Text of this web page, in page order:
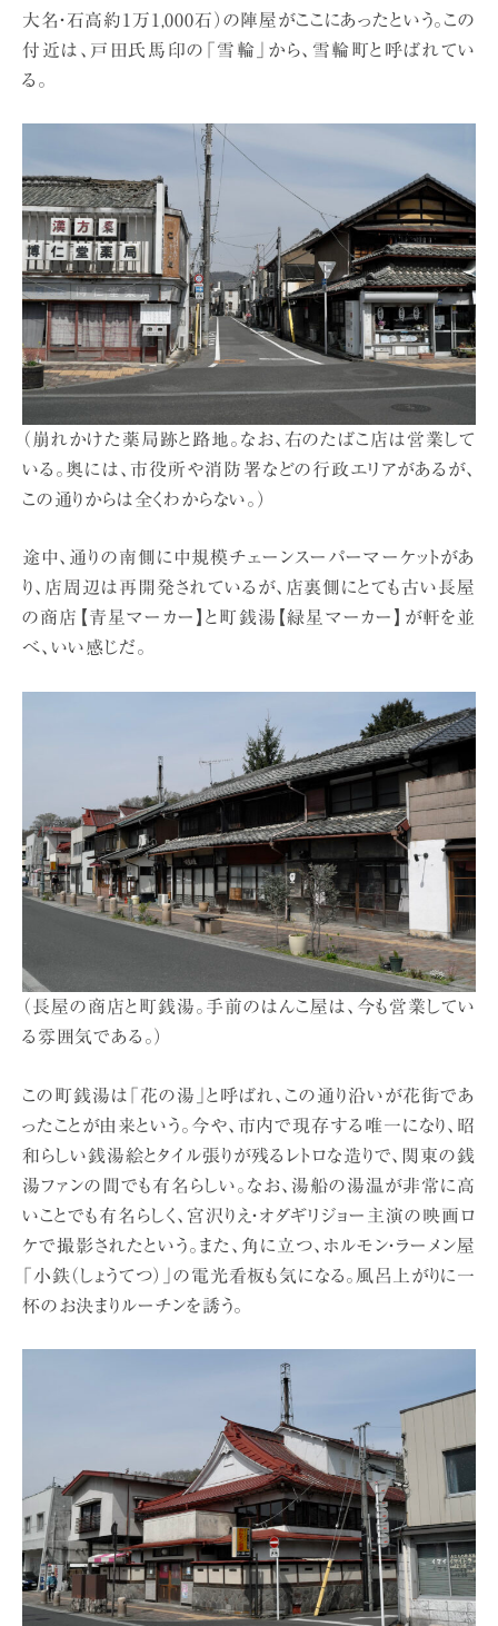
大名・石高約1万1,000石）の陣屋がここにあったという。この
付近は、戸田氏馬印の「雪輪」から、雪輪町と呼ばれてい
る。
（崩れかけた薬局跡と路地。なお、右のたばこ店は営業して
いる。奥には、市役所や消防署などの行政エリアがあるが、
この通りからは全くわからない。）
途中、通りの南側に中規模チェーンスーパーマーケットがあ
り、店周辺は再開発されているが、店裏側にとても古い長屋
の商店【青星マーカー】と町銭湯【緑星マーカー】が軒を並
べ、いい感じだ。
（長屋の商店と町銭湯。手前のはんこ屋は、今も営業してい
る雰囲気である。）
この町銭湯は「花の湯」と呼ばれ、この通り沿いが花街であ
ったことが由来という。今や、市内で現存する唯一になり、昭
和らしい銭湯絵とタイル張りが残るレトロな造りで、関東の銭
湯ファンの間でも有名らしい。なお、湯船の湯温が非常に高
いことでも有名らしく、宮沢りえ・オダギリジョー主演の映画ロ
ケで撮影されたという。また、角に立つ、ホルモン・ラーメン屋
「小鉄（しょうてつ）」の電光看板も気になる。風呂上がりに一
杯のお決まりルーチンを誘う。